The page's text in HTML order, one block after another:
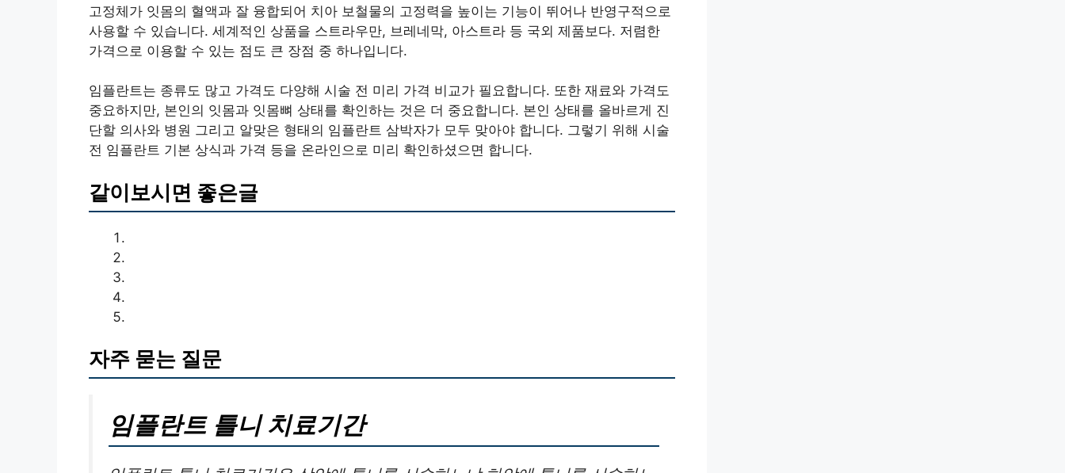
고정체가 잇몸의 혈액과 잘 융합되어 치아 보철물의 고정력을 높이는 기능이 뛰어나 반영구적으로
사용할 수 있습니다. 세계적인 상품을 스트라우만, 브레네막, 아스트라 등 국외 제품보다. 저렴한
가격으로 이용할 수 있는 점도 큰 장점 중 하나입니다.
임플란트는 종류도 많고 가격도 다양해 시술 전 미리 가격 비교가 필요합니다. 또한 재료와 가격도
중요하지만, 본인의 잇몸과 잇몸뼈 상태를 확인하는 것은 더 중요합니다. 본인 상태를 올바르게 진
단할 의사와 병원 그리고 알맞은 형태의 임플란트 삼박자가 모두 맞아야 합니다. 그렇기 위해 시술
전 임플란트 기본 상식과 가격 등을 온라인으로 미리 확인하셨으면 합니다.
같이보시면 좋은글
자주 묻는 질문
임플란트 틀니 치료기간